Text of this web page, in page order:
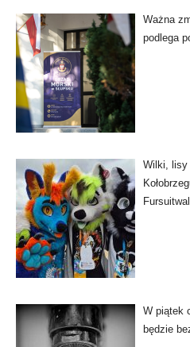
Ważna
podlega
Wilki, lisy
W piątek
będzie